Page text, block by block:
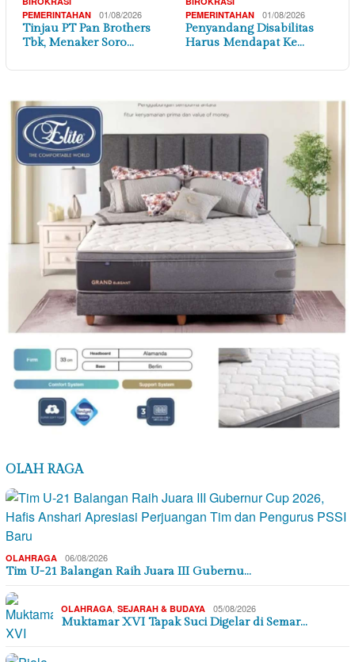
PEMERINTAHAN
01/08/2026
Tinjau PT Pan Brothers
Tbk, Menaker Soro…
PEMERINTAHAN
01/08/2026
Penyandang Disabilitas
Harus Mendapat Ke…
OLAH RAGA
OLAHRAGA 06/08/2026
Tim U-21 Balangan Raih Juara III Gubernu…
OLAHRAGA SEJARAH & BUDAYA 05/08/2026
Muktamar XVI Tapak Suci Digelar di Semar…